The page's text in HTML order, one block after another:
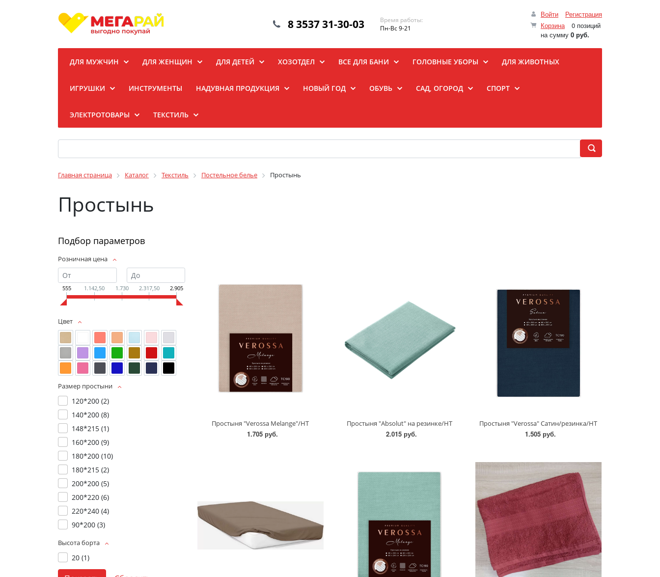
Войти
Регистрация
Корзина
0 позиций
на сумму 0 руб.
8 3537 31-30-03
Время работы:
Пн-Вс 9-21
ДЛЯ МУЖЧИН ДЛЯ ЖЕНЩИН ДЛЯ ДЕТЕЙ ХОЗОТДЕЛ ВСЕ ДЛЯ БАНИ ГОЛОВНЫЕ УБОРЫ ДЛЯ ЖИВОТНЫХ
ИГРУШКИ ИНСТРУМЕНТЫ НАДУВНАЯ ПРОДУКЦИЯ НОВЫЙ ГОД ОБУВЬ САД, ОГОРОД СПОРТ
ЭЛЕКТРОТОВАРЫ ТЕКСТИЛЬ
Главная страница Каталог Текстиль Постельное белье Простынь
Простынь
Подбор параметров
Розничная цена
555 1.142,50 1.730 2.317,50 2.905
Цвет
Размер простыни
120*200 (2)
140*200 (8)
148*215 (1)
160*200 (9)
180*200 (10)
180*215 (2)
200*200 (5)
200*220 (6)
220*240 (4)
90*200 (3)
Высота борта
20 (1)
Простыня "Verossa Melange"/НТ
1.705 руб.
Простыня "Absolut" на резинке/НТ
2.015 руб.
Простыня "Verossa" Сатин/резинка/НТ
1.505 руб.